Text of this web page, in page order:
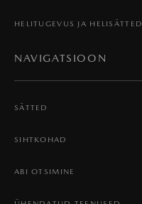
HELITUGEVUS JA HELISÄTTED
NAVIGATSIOON
SÄTTED
SIHTKOHAD
ABI OTSIMINE